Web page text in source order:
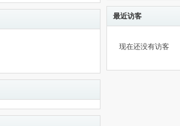
最近访客
现在还没有访客